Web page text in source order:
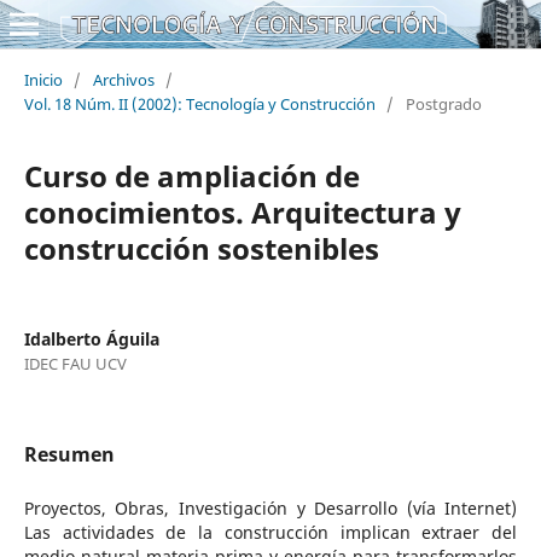
Inicio / Archivos /
Vol. 18 Núm. II (2002): Tecnología y Construcción
/ Postgrado
Curso de ampliación de
conocimientos. Arquitectura y
construcción sostenibles
Idalberto Águila
IDEC FAU UCV
Resumen
Proyectos, Obras, Investigación y Desarrollo (vía Internet)
Las actividades de la construcción implican extraer del